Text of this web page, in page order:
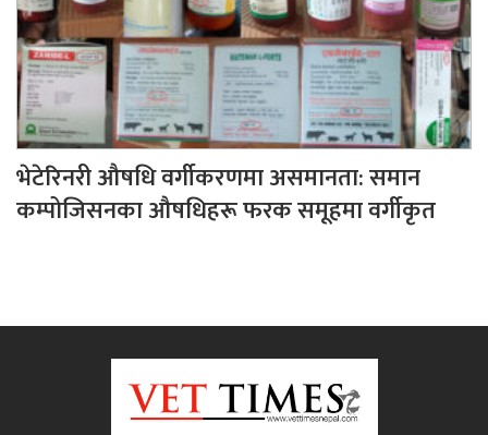
भेटेरिनरी औषधि वर्गीकरणमा असमानता: समान
कम्पोजिसनका औषधिहरू फरक समूहमा वर्गीकृत